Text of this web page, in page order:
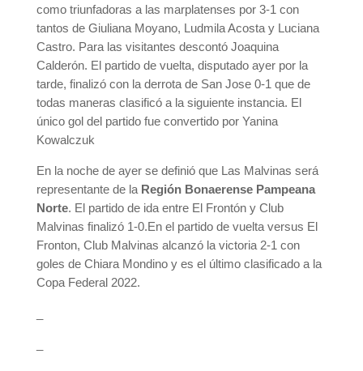
como triunfadoras a las marplatenses por 3-1 con
tantos de Giuliana Moyano, Ludmila Acosta y Luciana
Castro. Para las visitantes descontó Joaquina
Calderón. El partido de vuelta, disputado ayer por la
tarde, finalizó con la derrota de San Jose 0-1 que de
todas maneras clasificó a la siguiente instancia. El
único gol del partido fue convertido por Yanina
Kowalczuk
En la noche de ayer se definió que Las Malvinas será
representante de la Región Bonaerense Pampeana
Norte. El partido de ida entre El Frontón y Club
Malvinas finalizó 1-0.En el partido de vuelta versus El
Fronton, Club Malvinas alcanzó la victoria 2-1 con
goles de Chiara Mondino y es el último clasificado a la
Copa Federal 2022.